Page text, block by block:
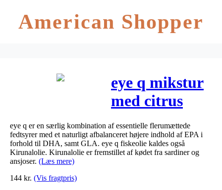
American Shopper
eye q mikstur
med citrus
smag 200 ml
eye q er en særlig kombination af essentielle flerumættede
fedtsyrer med et naturligt afbalanceret højere indhold af EPA i
forhold til DHA, samt GLA. eye q fiskeolie kaldes også
Kirunalolie. Kirunalolie er fremstillet af kødet fra sardiner og
ansjoser. (Læs mere)
144 kr. (Vis fragtpris)